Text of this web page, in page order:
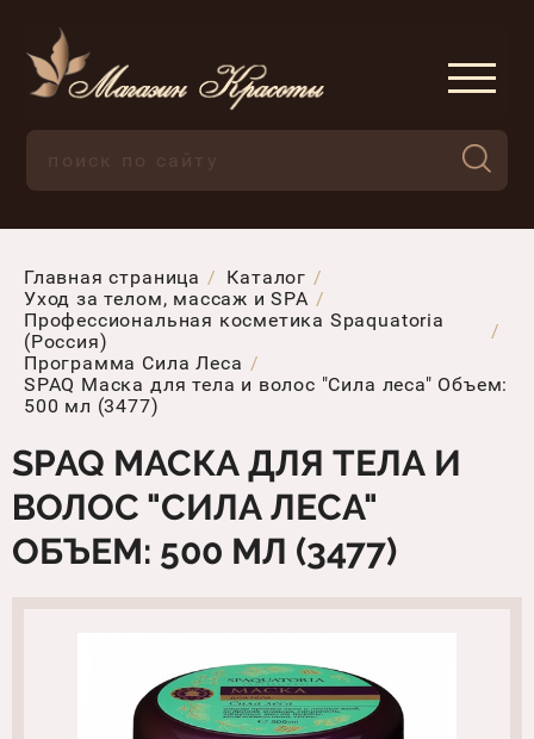
Главная страница
Каталог
Уход за телом, массаж и SPA
Профессиональная косметика Spaquatoria
(Россия)
Программа Сила Леса
SPAQ Маска для тела и волос "Сила леса" Объем:
500 мл (3477)
SPAQ МАСКА ДЛЯ ТЕЛА И
ВОЛОС "СИЛА ЛЕСА"
ОБЪЕМ: 500 МЛ (3477)